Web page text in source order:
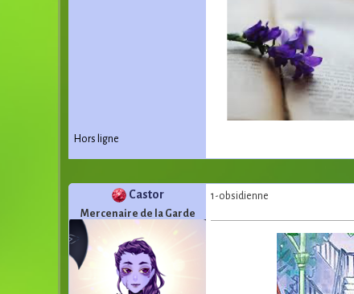
Hors ligne
Castor
Mercenaire de la Garde
1-obsidienne